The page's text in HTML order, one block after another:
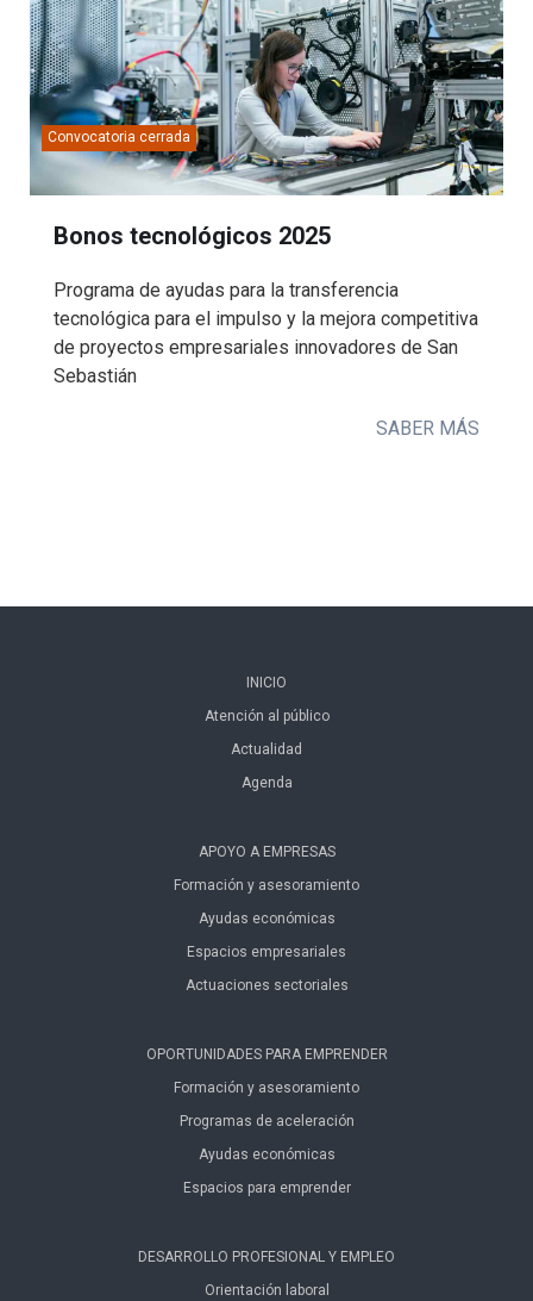
Bonos tecnológicos 2025
Convocatoria cerrada
Programa de ayudas para la transferencia
tecnológica para el impulso y la mejora competitiva
de proyectos empresariales innovadores de San
Sebastián
SABER MÁS
INICIO
Atención al público
Actualidad
Agenda
APOYO A EMPRESAS
Formación y asesoramiento
Ayudas económicas
Espacios empresariales
Actuaciones sectoriales
OPORTUNIDADES PARA EMPRENDER
Formación y asesoramiento
Programas de aceleración
Ayudas económicas
Espacios para emprender
DESARROLLO PROFESIONAL Y EMPLEO
Orientación laboral